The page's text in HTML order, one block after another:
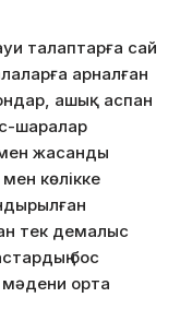
талаптарға сай
арналған
ашық аспан
шаралар
мен жасанды
көлікке
тек демалыс
бос
мәдени орта